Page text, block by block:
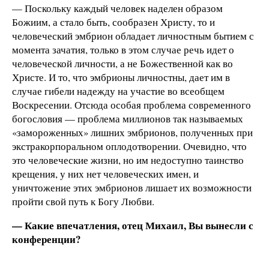
— Поскольку каждый человек наделен образом
Божиим, а стало быть, сообразен Христу, то и
человеческий эмбрион обладает личностным бытием с
момента зачатия, только в этом случае речь идет о
человеческой личности, а не Божественной как во
Христе. И то, что эмбрионы личностны, дает им в
случае гибели надежду на участие во всеобщем
Воскресении. Отсюда особая проблема современного
богословия — проблема миллионов так называемых
«замороженных» лишних эмбрионов, полученных при
экстракорпоральном оплодотворении. Очевидно, что
это человеческие жизни, но им недоступно таинство
крещения, у них нет человеческих имен, и
уничтожение этих эмбрионов лишает их возможности
пройти свой путь к Богу Любви.
— Какие впечатления, отец Михаил, Вы вынесли с
конференции?